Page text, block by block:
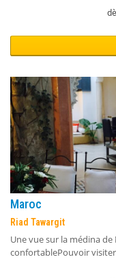
Maroc
Riad Tawargit
Une vue sur la médina
confortablePouvoir